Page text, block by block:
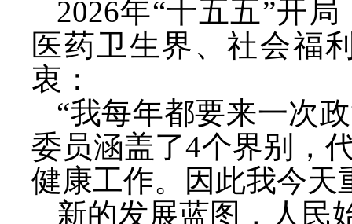
2026年“十五五”开
医药卫生界、社会福
衷：
“我每年都要来一次
委员涵盖了4个界别，
健康工作。因此我今天
新的发展蓝图，人民